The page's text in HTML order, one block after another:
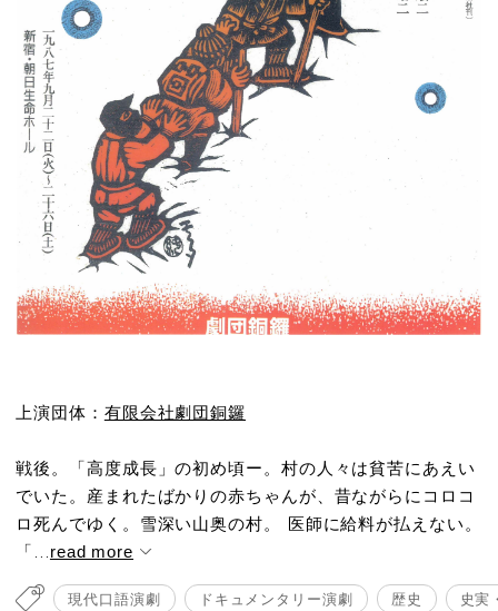
上演団体： 有限会社劇団銅鑼
戦後。「高度成長」の初め頃ー。村の人々は貧苦にあえい
でいた。産まれたばかりの赤ちゃんが、昔ながらにコロコ
ロ死んでゆく。雪深い山奥の村。 医師に給料が払えない。
「...read more
現代口語演劇 ドキュメンタリー演劇 歴史 史実